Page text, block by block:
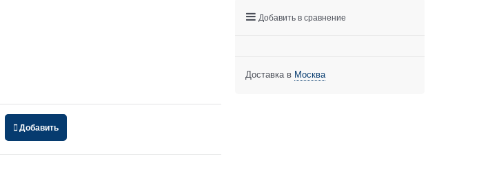
Добавить
Добавить в сравнение
Доставка в Москва